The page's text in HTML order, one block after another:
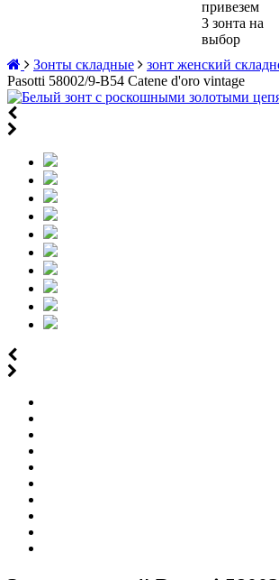
Зонты складные зонт женский
Pasotti 58002/9-B54 Catene d'oro vintage